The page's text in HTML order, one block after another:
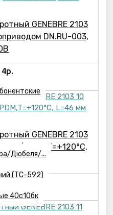
Дюбеля/...
(ТС-592)
40с10бк
GENEBRE 2103
DN.RU-003,
GENEBRE 2103
EPDM,T=+120°С,
мм